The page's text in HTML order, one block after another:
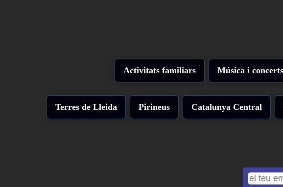
Activitats familiars Música i concerts
Terres de Lleida Pirineus Catalunya Central